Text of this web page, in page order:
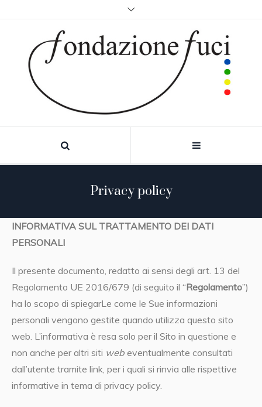
Privacy policy
INFORMATIVA SUL TRATTAMENTO DEI DATI
PERSONALI
Il presente documento, redatto ai sensi degli art. 13 del
Regolamento UE 2016/679 (di seguito il “Regolamento”)
ha lo scopo di spiegarLe come le Sue informazioni
personali vengono gestite quando utilizza questo sito
web. L’informativa è resa solo per il Sito in questione e
non anche per altri siti webeventualmente consultati
dall’utente tramite link, per i quali si rinvia alle rispettive
informative in tema di privacy policy.